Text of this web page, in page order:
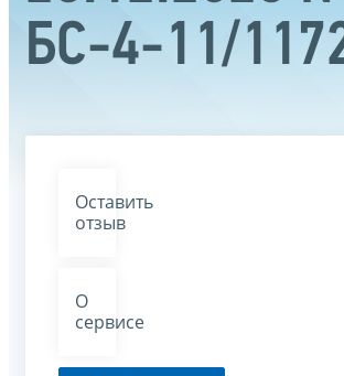
БС-4-11/
Оставить
отзыв
О
сервисе